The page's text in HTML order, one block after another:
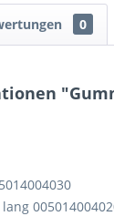
0